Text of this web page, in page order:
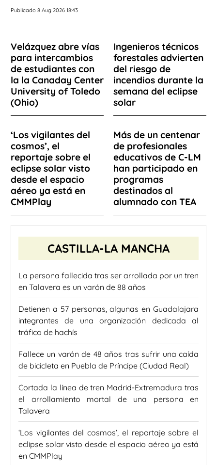
Publicado 8 Aug 2026 18:43
Velázquez abre vías
para intercambios
de estudiantes con
la la Canaday Center
University of Toledo
(Ohio)
Ingenieros técnicos
forestales advierten
del riesgo de
incendios durante la
semana del eclipse
solar
‘Los vigilantes del
cosmos’, el
reportaje sobre el
eclipse solar visto
desde el espacio
aéreo ya está en
CMMPlay
Más de un centenar
de profesionales
educativos de C-LM
han participado en
programas
destinados al
alumnado con TEA
CASTILLA-LA MANCHA
La persona fallecida tras ser arrollada por un tren
en Talavera es un varón de 88 años
Detienen a 57 personas, algunas en Guadalajara
integrantes de una organización dedicada al
tráfico de hachís
Fallece un varón de 48 años tras sufrir una caída
de bicicleta en Puebla de Príncipe (Ciudad Real)
Cortada la línea de tren Madrid-Extremadura tras
el arrollamiento mortal de una persona en
Talavera
‘Los vigilantes del cosmos’, el reportaje sobre el
eclipse solar visto desde el espacio aéreo ya está
en CMMPlay